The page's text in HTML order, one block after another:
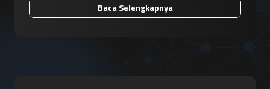
Baca Selengkapnya